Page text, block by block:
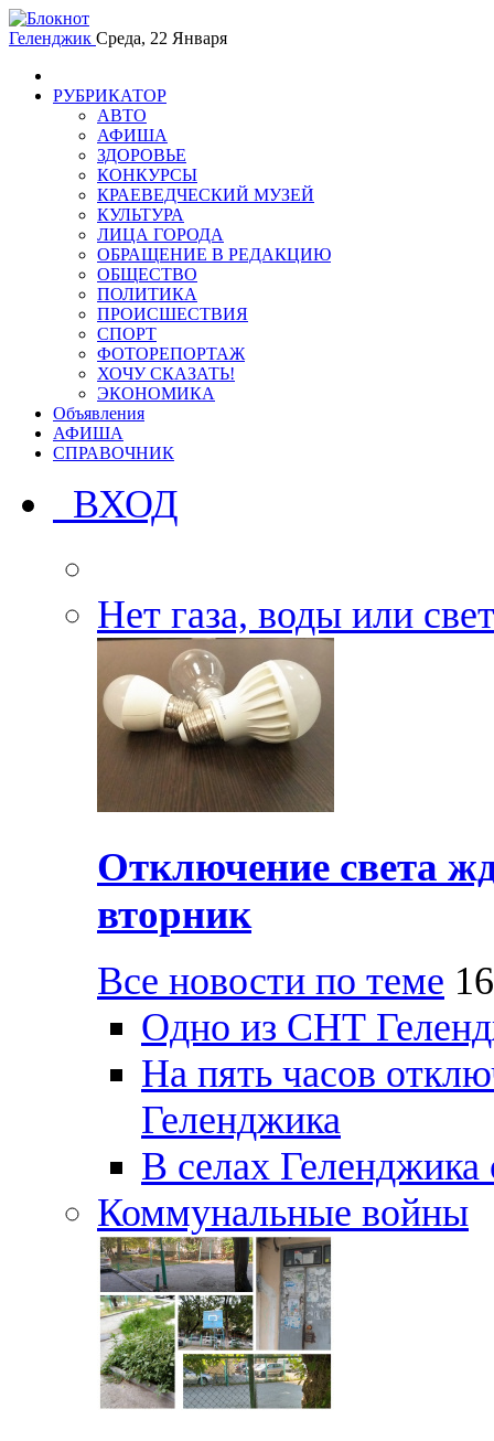
Геленджик Среда, 22 Января
РУБРИКАТОР
АВТО
АФИША
ЗДОРОВЬЕ
КОНКУРСЫ
КРАЕВЕДЧЕСКИЙ МУЗЕЙ
КУЛЬТУРА
ЛИЦА ГОРОДА
ОБРАЩЕНИЕ В РЕДАКЦИЮ
ОБЩЕСТВО
ПОЛИТИКА
ПРОИСШЕСТВИЯ
СПОРТ
ФОТОРЕПОРТАЖ
ХОЧУ СКАЗАТЬ!
ЭКОНОМИКА
Объявления
АФИША
СПРАВОЧНИК
ВХОД
Нет газа, воды или
Отключение света
вторник
Все новости по теме
Одно из СНТ
На пять часов
Геленджика
В селах Геленджика
Коммунальные войны